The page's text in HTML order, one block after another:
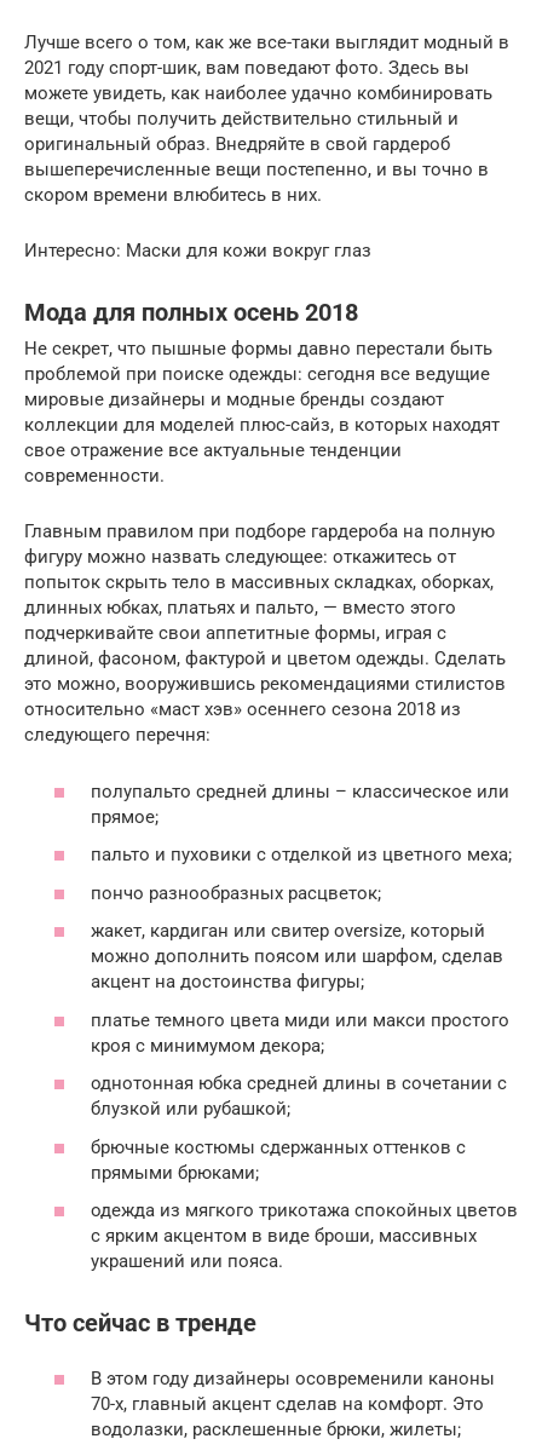
Лучше всего о том, как же все-таки выглядит модный в
2021 году спорт-шик, вам поведают фото. Здесь вы
можете увидеть, как наиболее удачно комбинировать
вещи, чтобы получить действительно стильный и
оригинальный образ. Внедряйте в свой гардероб
вышеперечисленные вещи постепенно, и вы точно в
скором времени влюбитесь в них.
Интересно: Маски для кожи вокруг глаз
Мода для полных осень 2018
Не секрет, что пышные формы давно перестали быть
проблемой при поиске одежды: сегодня все ведущие
мировые дизайнеры и модные бренды создают
коллекции для моделей плюс-сайз, в которых находят
свое отражение все актуальные тенденции
современности.
Главным правилом при подборе гардероба на полную
фигуру можно назвать следующее: откажитесь от
попыток скрыть тело в массивных складках, оборках,
длинных юбках, платьях и пальто, — вместо этого
подчеркивайте свои аппетитные формы, играя с
длиной, фасоном, фактурой и цветом одежды. Сделать
это можно, вооружившись рекомендациями стилистов
относительно «маст хэв» осеннего сезона 2018 из
следующего перечня:
полупальто средней длины – классическое или
прямое;
пальто и пуховики с отделкой из цветного меха;
пончо разнообразных расцветок;
жакет, кардиган или свитер oversize, который
можно дополнить поясом или шарфом, сделав
акцент на достоинства фигуры;
платье темного цвета миди или макси простого
кроя с минимумом декора;
однотонная юбка средней длины в сочетании с
блузкой или рубашкой;
брючные костюмы сдержанных оттенков с
прямыми брюками;
одежда из мягкого трикотажа спокойных цветов
с ярким акцентом в виде броши, массивных
украшений или пояса.
Что сейчас в тренде
В этом году дизайнеры осовременили каноны
70-х, главный акцент сделав на комфорт. Это
водолазки, расклешенные брюки, жилеты;